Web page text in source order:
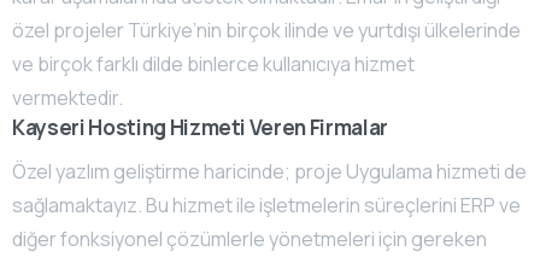
özel projeler Türkiye’nin birçok ilinde ve yurtdışı ülkelerinde
ve birçok farklı dilde binlerce kullanıcıya hizmet
vermektedir.
Kayseri Hosting Hizmeti Veren Firmalar
Özel yazlım geliştirme haricinde; proje Uygulama hizmeti de
sağlamaktayız. Bu hizmet ile işletmelerin süreçlerini ERP ve
diğer fonksiyonel çözümlerle yönetmeleri için gereken